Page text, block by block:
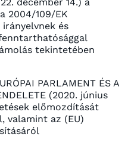
2004/109/EK
és
tekintetében
PARLAMENT ÉS A
(2020. június
előmozdítását
valamint az (EU)